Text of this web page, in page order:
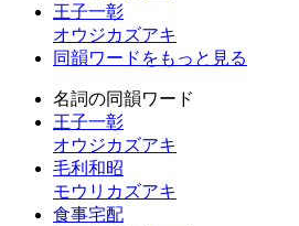
王子一彰
オウジカズアキ
同韻ワードをもっと見る
名詞の同韻ワード
王子一彰
オウジカズアキ
毛利和昭
モウリカズアキ
食事宅配